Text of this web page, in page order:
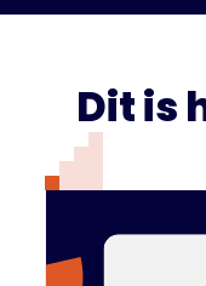
Dit is